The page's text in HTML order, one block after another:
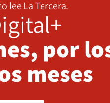
lee La Tercera.
por
meses